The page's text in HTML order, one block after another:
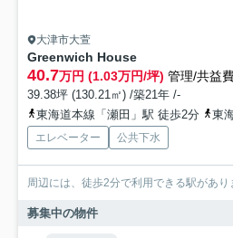
大津市大萱
Greenwich House
40.7万円 (1.03万円/坪) 管理/共益
39.38坪 (130.21㎡) /築21年 /-
東海道本線「瀬田」駅 徒歩2分
東
エレベーター 公共下水
周辺には、徒歩2分で利用できる駅があり
募集中の物件